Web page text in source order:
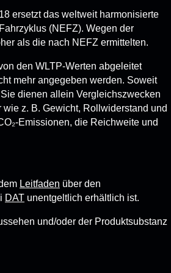
ersetzt das weltweit harmonisierte
(NEFZ). Wegen der
als die nach NEFZ ermittelten.
den WLTP-Werten abgeleitet
mehr angegeben werden. Soweit
dienen allein Vergleichszwecken
z. B. Gewicht, Rollwiderstand und
Emissionen, die Reichweite und
Leitfaden über den
DAT unentgeltlich erhältlich ist.
und/oder der Produktsubstanz